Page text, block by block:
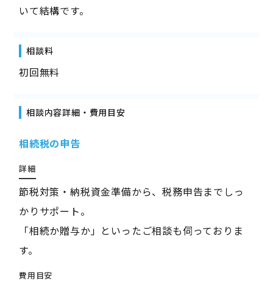
いて結構です。
相談料
初回無料
相談内容詳細・費用目安
相続税の申告
詳細
節税対策・納税資金準備から、税務申告までしっ
かりサポート。
「相続か贈与か」といったご相談も伺っておりま
す。
費用目安